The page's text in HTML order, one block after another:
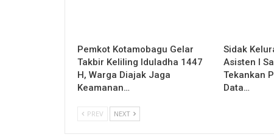
Pemkot Kotamobagu Gelar
Takbir Keliling Iduladha 1447
H, Warga Diajak Jaga
Keamanan…
Sidak
Asisten I
Tekankan
Data…
PREV NEXT